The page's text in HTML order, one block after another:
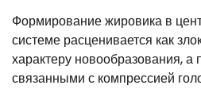
Формирование жировика в
системе расценивается как
характеру новообразования,
связанными с компрессией